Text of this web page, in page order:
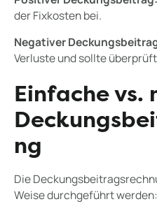
der Fixkosten bei.
Negativer
Verluste und sollte
Einfache vs.
ng
Die
Weise durchgeführt werden: